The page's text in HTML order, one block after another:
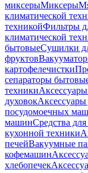
миксерыМиксеры
климатической
техникойФильтры
климатической
бытовыеСушилки
фруктов
картофелечистки
сепараторы
техники
духовок
посудомоечных
машинСредства
кухонной техники
печейВакуумные
кофемашин
хлебопечек